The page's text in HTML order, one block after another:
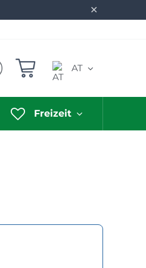
✕
AT
Freizeit